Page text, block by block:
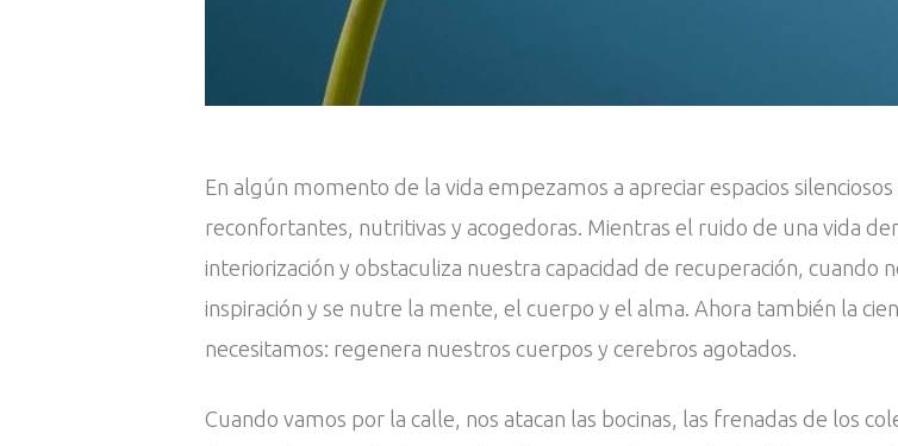
En algún momento de la vida empezamos a apreciar espacios
reconfortantes, nutritivas y acogedoras. Mientras el ruido de una vida
interiorización y obstaculiza nuestra capacidad de recuperación, cuando
inspiración y se nutre la mente, el cuerpo y el alma. Ahora también la
necesitamos: regenera nuestros cuerpos y cerebros agotados.
Cuando vamos por la calle, nos atacan las bocinas, las frenadas de los